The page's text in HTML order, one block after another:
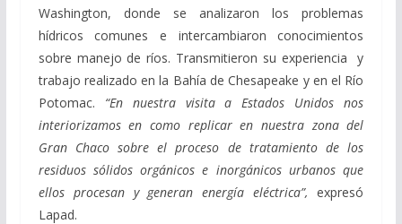
Washington, donde se analizaron los problemas
hídricos comunes e intercambiaron conocimientos
sobre manejo de ríos. Transmitieron su experiencia y
trabajo realizado en la Bahía de Chesapeake y en el Río
Potomac. “En nuestra visita a Estados Unidos nos
interiorizamos en como replicar en nuestra zona del
Gran Chaco sobre el proceso de tratamiento de los
residuos sólidos orgánicos e inorgánicos urbanos que
ellos procesan y generan energía eléctrica”,expresó
Lapad.